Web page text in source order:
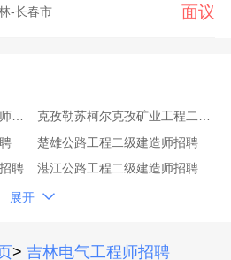
-长春市 面议
丽水市政公用工程二级建造师招聘
克孜勒苏柯尔克孜矿业工程二级建造师招聘
楚雄公路工程二级建造师招聘
聘
湛江公路工程二级建造师招聘
海北矿业工程二级建造师招聘
河北二级建造师招聘
展开 
> 吉林电气工程师招聘